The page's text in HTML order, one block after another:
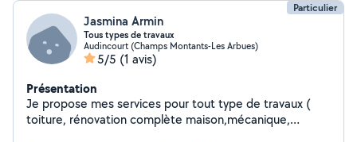
Particulier
Jasmina Armin
Tous types de travaux
Audincourt (Champs Montants-Les Arbues)
5/5 (1 avis)
Présentation
Je propose mes services pour tout type de travaux (
toiture, rénovation complète maison,mécanique,